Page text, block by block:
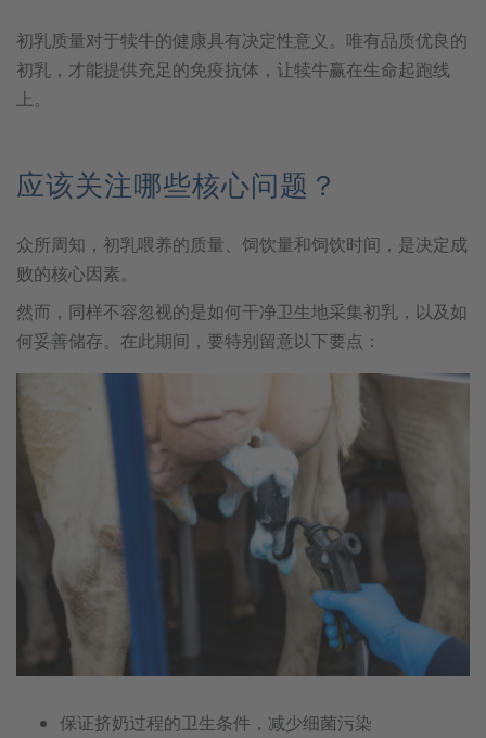
初乳质量对于犊牛的健康具有决定性意义。唯有品质优良的
初乳，才能提供充足的免疫抗体，让犊牛赢在生命起跑线
上。
应该关注哪些核心问题？
众所周知，初乳喂养的质量、饲饮量和饲饮时间，是决定成
败的核心因素。
然而，同样不容忽视的是如何干净卫生地采集初乳，以及如
何妥善储存。在此期间，要特别留意以下要点：
保证挤奶过程的卫生条件，减少细菌污染